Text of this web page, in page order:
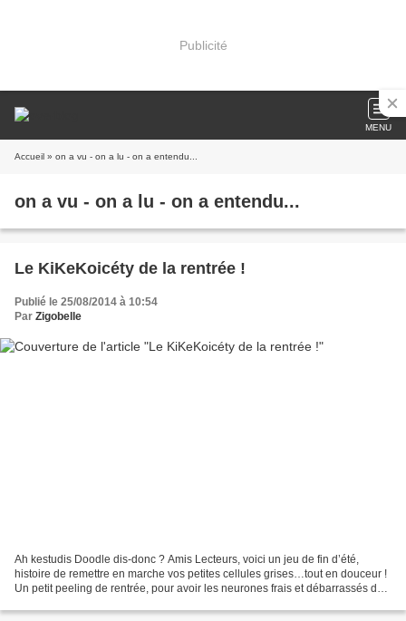
Publicité
MENU
Accueil » on a vu - on a lu - on a entendu...
on a vu - on a lu - on a entendu...
Le KiKeKoicéty de la rentrée !
Publié le 25/08/2014 à 10:54
Par Zigobelle
Ah kestudis Doodle dis-donc ? Amis Lecteurs, voici un jeu de fin d’été,
histoire de remettre en marche vos petites cellules grises…tout en douceur !
Un petit peeling de rentrée, pour avoir les neurones frais et débarrassés des